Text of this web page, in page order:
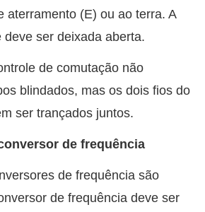
aterramento (E) ou ao terra. A
ser deixada aberta.
de comutação não
blindados, mas os dois fios do
ser trançados juntos.
de frequência
de frequência são
de frequência deve ser